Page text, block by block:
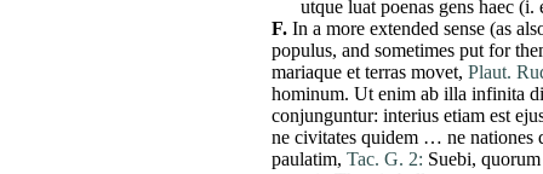
utque luat poenas gens haec (i.
F. In a more extended sense (as
populus, and sometimes put for
mariaque et terras movet, Plaut.
hominum. Ut enim ab illa infinita
conjunguntur: interius etiam est
ne civitates quidem … ne nationes
paulatim, Tac. G. 2: Suebi, quorum